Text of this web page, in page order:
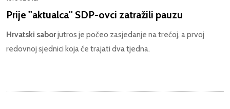
Prije ''aktualca'' SDP-ovci zatražili pauzu
Hrvatski saborjutros je počeo zasjedanje na trećoj, a prvoj
redovnoj sjednici koja će trajati dva tjedna.